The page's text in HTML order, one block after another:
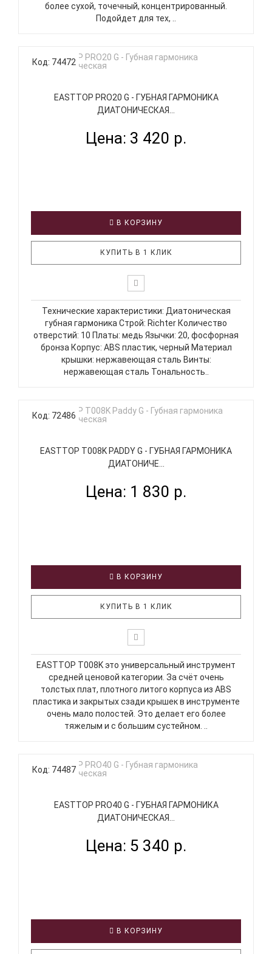
более сухой, точечный, концентрированный.
Подойдет для тех, ..
Код: 74472
EASTTOP PRO20 G - ГУБНАЯ ГАРМОНИКА
ДИАТОНИЧЕСКАЯ...
Цена: 3 420 р.
В КОРЗИНУ
КУПИТЬ В 1 КЛИК
Технические характеристики: Диатоническая
губная гармоника Строй: Richter Количество
отверстий: 10 Платы: медь Язычки: 20, фосфорная
бронза Корпус: ABS пластик, черный Материал
крышки: нержавеющая сталь Винты:
нержавеющая сталь Тональность..
Код: 72486
EASTTOP T008K PADDY G - ГУБНАЯ ГАРМОНИКА
ДИАТОНИЧЕ...
Цена: 1 830 р.
В КОРЗИНУ
КУПИТЬ В 1 КЛИК
EASTTOP T008K это универсальный инструмент
средней ценовой категории. За счёт очень
толстых плат, плотного литого корпуса из ABS
пластика и закрытых сзади крышек в инструменте
очень мало полостей. Это делает его более
тяжелым и с большим сустейном. ..
Код: 74487
EASTTOP PRO40 G - ГУБНАЯ ГАРМОНИКА
ДИАТОНИЧЕСКАЯ...
Цена: 5 340 р.
В КОРЗИНУ